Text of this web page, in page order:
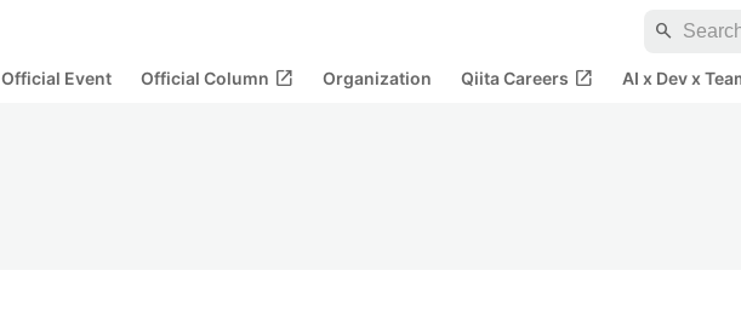
search
Official Event Official Column open_in_new Organization Qiita Careers open_in_new AI x Dev x